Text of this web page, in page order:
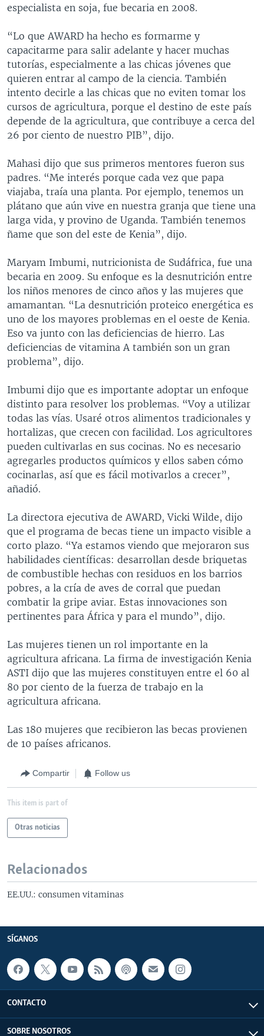
especialista en soja, fue becaria en 2008.
“Lo que AWARD ha hecho es formarme y
capacitarme para salir adelante y hacer muchas
tutorías, especialmente a las chicas jóvenes que
quieren entrar al campo de la ciencia. También
intento decirle a las chicas que no eviten tomar los
cursos de agricultura, porque el destino de este país
depende de la agricultura, que contribuye a cerca del
26 por ciento de nuestro PIB”, dijo.
Mahasi dijo que sus primeros mentores fueron sus
padres. “Me interés porque cada vez que papa
viajaba, traía una planta. Por ejemplo, tenemos un
plátano que aún vive en nuestra granja que tiene una
larga vida, y provino de Uganda. También tenemos
ñame que son del este de Kenia”, dijo.
Maryam Imbumi, nutricionista de Sudáfrica, fue una
becaria en 2009. Su enfoque es la desnutrición entre
los niños menores de cinco años y las mujeres que
amamantan. “La desnutrición proteico energética es
uno de los mayores problemas en el oeste de Kenia.
Eso va junto con las deficiencias de hierro. Las
deficiencias de vitamina A también son un gran
problema”, dijo.
Imbumi dijo que es importante adoptar un enfoque
distinto para resolver los problemas. “Voy a utilizar
todas las vías. Usaré otros alimentos tradicionales y
hortalizas, que crecen con facilidad. Los agricultores
pueden cultivarlas en sus cocinas. No es necesario
agregarles productos químicos y ellos saben cómo
cocinarlas, así que es fácil motivarlos a crecer”,
añadió.
La directora ejecutiva de AWARD, Vicki Wilde, dijo
que el programa de becas tiene un impacto visible a
corto plazo. “Ya estamos viendo que mejoraron sus
habilidades científicas: desarrollan desde briquetas
de combustible hechas con residuos en los barrios
pobres, a la cría de aves de corral que puedan
combatir la gripe aviar. Estas innovaciones son
pertinentes para África y para el mundo”, dijo.
Las mujeres tienen un rol importante en la
agricultura africana. La firma de investigación Kenia
ASTI dijo que las mujeres constituyen entre el 60 al
80 por ciento de la fuerza de trabajo en la
agricultura africana.
Las 180 mujeres que recibieron las becas provienen
de 10 países africanos.
Compartir Follow us
This item is part of
Otras noticias
Relacionados
EE.UU.: consumen vitaminas
SÍGANOS
CONTACTO
SOBRE NOSOTROS